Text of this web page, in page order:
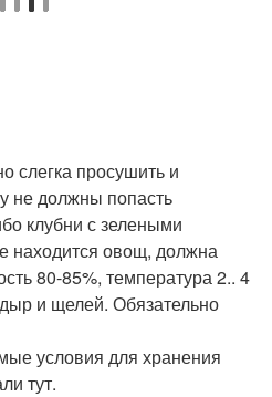
слегка просушить и
не должны попасть
клубни с зелеными
находится овощ, должна
80-85%, температура 2.. 4
и щелей. Обязательно
условия для хранения
тут.